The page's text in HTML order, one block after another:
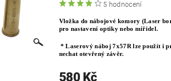
5 hodnocení
Vložka do nábojové komory (Laser
pro nastavení optiky nebo mířidel.
* Laserový náboj 7x57R lze použít i
nechat otevřený závěr.
580 Kč